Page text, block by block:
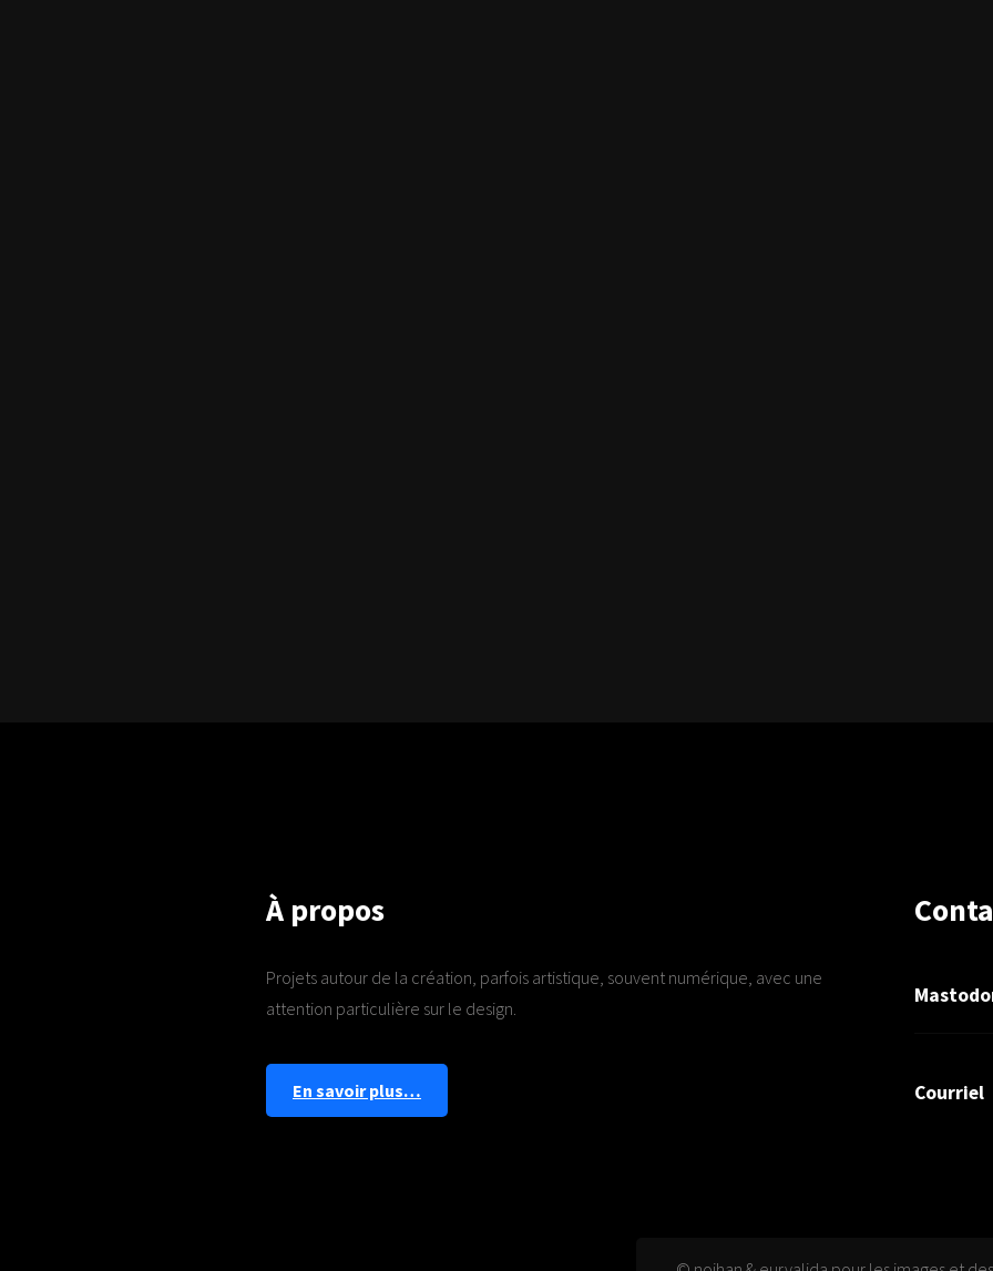
À propos
Projets autour de la création, parfois artistique, souvent numérique, avec une
attention particulière sur le design.
En savoir plus… Courriel